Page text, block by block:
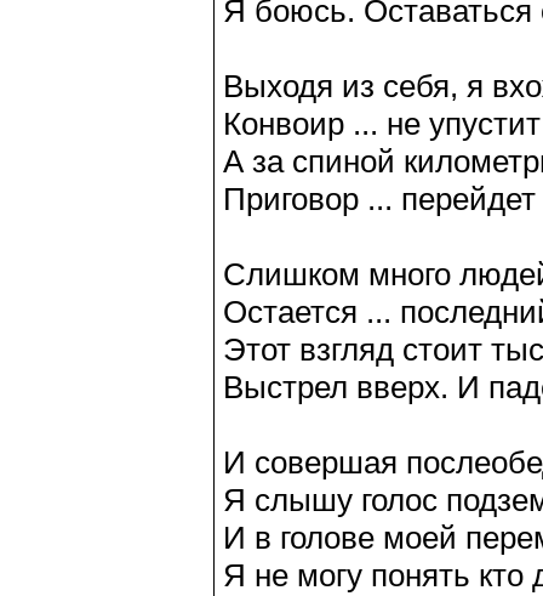
Я боюсь. Оставаться
Выходя из себя, я
Конвоир ... не
А за спиной
Приговор ... перейдет
Слишком много
Остается ...
Этот взгляд стоит
Выстрел вверх. И
И совершая
Я слышу голос
И в голове моей
Я не могу понять кто